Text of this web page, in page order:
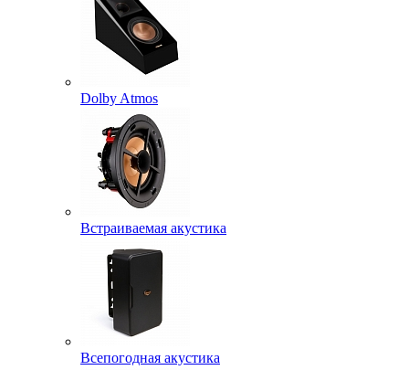
Dolby Atmos
Встраиваемая акустика
Всепогодная акустика